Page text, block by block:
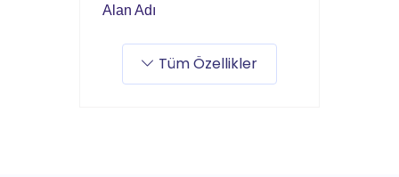
Alan Adı
Tüm Özellikler